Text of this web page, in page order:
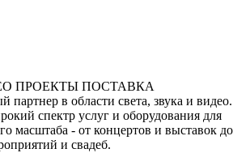
ПРОЕКТЫ ПОСТАВКА
партнер в области света, звука и видео.
спектр услуг и оборудования для
масштаба - от концертов и выставок до
и свадеб.